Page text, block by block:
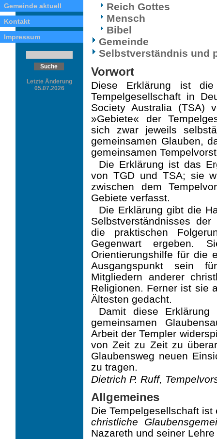
Gemeinde aktuell
Kontakt
Impressum
Letzte Änderung
05.07.2026
Reich Gottes
Mensch
Bibel
Gemeinde
Selbstverständnis und
Vorwort
Diese Erklärung ist
Tempelgesellschaft in
Society Australia (TSA)
»Gebiete« der
sich zwar jeweils
gemeinsamen Glauben,
gemeinsamen
Die Erklärung ist das
von TGD und TSA; sie
zwischen dem
Gebiete verfasst.
Die Erklärung gibt die
Selbstverständnisses
die praktischen
Gegenwart ergeben.
Orientierungshilfe für die
Ausgangspunkt sein
Mitgliedern anderer
Religionen. Ferner ist sie
Ältesten gedacht.
Damit diese
gemeinsamen
Arbeit der Templer
von Zeit zu Zeit zu
Glaubensweg neuen
zu tragen.
Dietrich P. Ruff,
Allgemeines
Die Tempelgesellschaft
christliche
Nazareth und seiner